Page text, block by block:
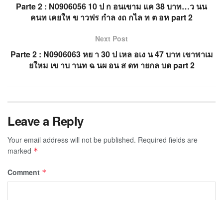
Parte 2 : N0906056 10 ป ก อนเขาม แค 38 บาท…ว นน
คนท เคยให ข าวฟร กำล งถ กไล ท ต อห part 2
Next Post
Parte 2 : N0906063 หย า 30 ป เหล อเง น 47 บาท เขาพาเม
ยใหม เข าบ านท ฉ นผ อน ส ดท ายกล บต part 2
Leave a Reply
Your email address will not be published. Required fields are
marked *
Comment *